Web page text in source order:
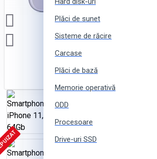
Plăci de sunet
Sisteme de răcire
Carcase
Plăci de bază
Memorie operativă
ODD
Procesoare
Drive-uri SSD